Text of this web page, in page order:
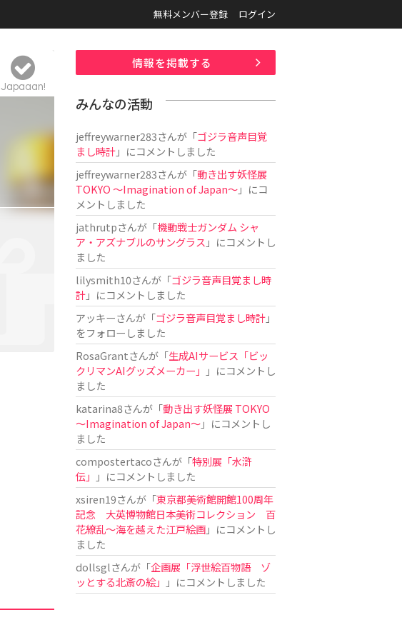
無料メンバー登録 ログイン
Japaaan!
情報を掲載する
みんなの活動
jeffreywarner283さんが「ゴジラ音声目覚
まし時計」にコメントしました
jeffreywarner283さんが「動き出す妖怪展
TOKYO 〜Imagination of Japan〜」にコ
メントしました
jathrutpさんが「機動戦士ガンダム シャ
ア・アズナブルのサングラス 」にコメントし
ました
lilysmith10さんが「ゴジラ音声目覚まし時
計」にコメントしました
アッキーさんが「ゴジラ音声目覚まし時計」
をフォローしました
RosaGrantさんが「生成AIサービス「ビッ
クリマンAIグッズメーカー」
」にコメントし
ました
katarina8さんが「動き出す妖怪展 TOKYO
〜Imagination of Japan〜」にコメントし
ました
compostertacoさんが「特別展「水滸
伝」
」にコメントしました
xsiren19さんが「東京都美術館開館100周年
記念 大英博物館日本美術コレクション 百
花繚乱～海を越えた江戸絵画」にコメントし
ました
dollsglさんが「企画展「浮世絵百物語 ゾ
ッとする北斎の絵」
」にコメントしました